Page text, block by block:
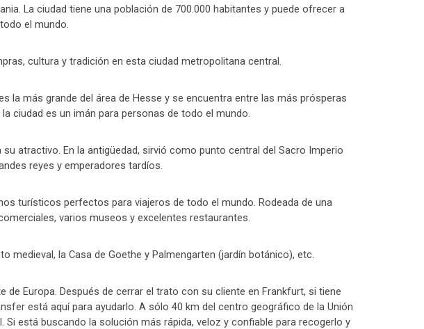
La ciudad tiene una población de 700.000 habitantes y puede ofrecer a
el mundo.
cultura y tradición en esta ciudad metropolitana central.
la más grande del área de Hesse y se encuentra entre las más prósperas
ciudad es un imán para personas de todo el mundo.
atractivo. En la antigüedad, sirvió como punto central del Sacro Imperio
reyes y emperadores tardíos.
turísticos perfectos para viajeros de todo el mundo. Rodeada de una
varios museos y excelentes restaurantes.
medieval, la Casa de Goethe y Palmengarten (jardín botánico), etc.
Europa. Después de cerrar el trato con su cliente en Frankfurt, si tiene
está aquí para ayudarlo. A sólo 40 km del centro geográfico de la Unión
está buscando la solución más rápida, veloz y confiable para recogerlo y